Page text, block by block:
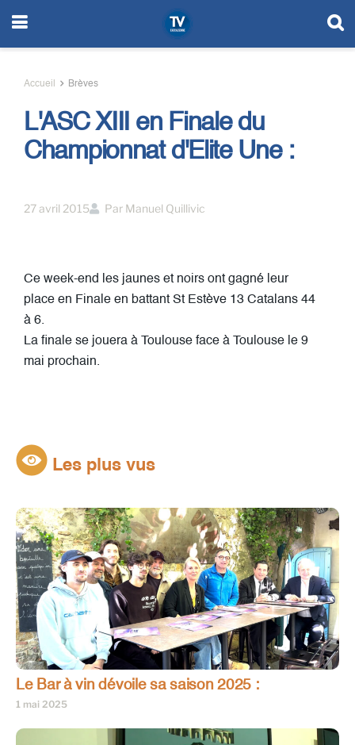
Accueil Brèves
L'ASC XIII en Finale du
Championnat d'Elite Une :
27 avril 2015 Par Manuel Quillivic
Ce week-end les jaunes et noirs ont gagné leur
place en Finale en battant St Estève 13 Catalans 44
à 6.
La finale se jouera à Toulouse face à Toulouse le 9
mai prochain.
Les plus vus
Le Bar à vin dévoile sa saison 2025 :
1 mai 2025